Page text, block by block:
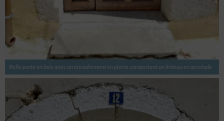
Belle porte en bois avec un encadrement en pierre comportant un linteau en accolade